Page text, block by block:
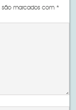
são marcados com*